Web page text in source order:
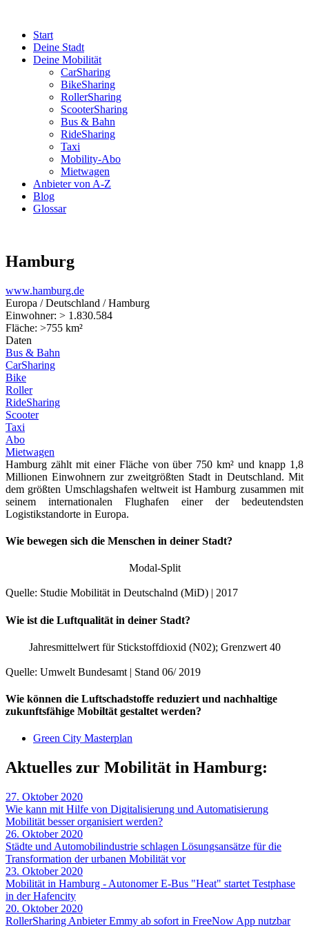
Start
Deine Stadt
Deine Mobilität
CarSharing
BikeSharing
RollerSharing
ScooterSharing
Bus & Bahn
RideSharing
Taxi
Mobility-Abo
Mietwagen
Anbieter von A-Z
Blog
Glossar
Hamburg
www.hamburg.de
Europa / Deutschland / Hamburg
Einwohner: > 1.830.584
Fläche: >755 km²
Daten
Bus & Bahn
CarSharing
Bike
Roller
RideSharing
Scooter
Taxi
Abo
Mietwagen
Hamburg zählt mit einer Fläche von über 750 km² und knapp 1,8
Millionen Einwohnern zur zweitgrößten Stadt in Deutschland. Mit
dem größten Umschlagshafen weltweit ist Hamburg zusammen mit
seinem internationalen Flughafen einer der bedeutendsten
Logistikstandorte in Europa.
Wie bewegen sich die Menschen in deiner Stadt?
Modal-Split
Quelle: Studie Mobilität in Deutschalnd (MiD) | 2017
Wie ist die Luftqualität in deiner Stadt?
Jahresmittelwert für Stickstoffdioxid (N02); Grenzwert 40
Quelle: Umwelt Bundesamt | Stand 06/ 2019
Wie können die Luftschadstoffe reduziert und nachhaltige
zukunftsfähige Mobiltät gestaltet werden?
Green City Masterplan
Aktuelles zur Mobilität in Hamburg:
27. Oktober 2020
Wie kann mit Hilfe von Digitalisierung und Automatisierung
Mobilität besser organisiert werden?
26. Oktober 2020
Städte und Automobilindustrie schlagen Lösungsansätze für die
Transformation der urbanen Mobilität vor
23. Oktober 2020
Mobilität in Hamburg - Autonomer E-Bus "Heat" startet Testphase
in der Hafencity
20. Oktober 2020
RollerSharing Anbieter Emmy ab sofort in FreeNow App nutzbar